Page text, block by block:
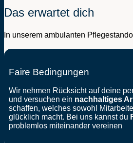
Das erwartet dich
In unserem ambulanten
Faire Bedingungen
Wir nehmen Rücksicht auf deine
und versuchen ein nachhaltiges
schaffen, welches sowohl
glücklich macht. Bei uns kannst du
problemlos miteinander vereinen